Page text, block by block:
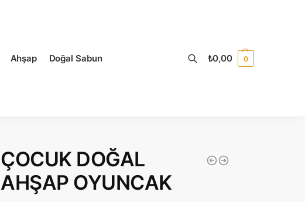
Ahşap Doğal Sabun ₺0,00 0
ÇOCUK DOĞAL
AHŞAP OYUNCAK